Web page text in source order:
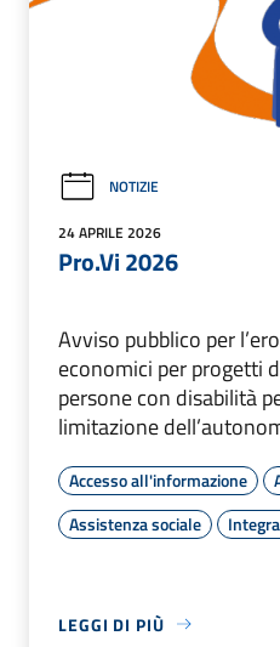
NOTIZIE
24 APRILE 2026
Pro.Vi 2026
Avviso pubblico per
economici per progetti
persone con disabilità
limitazione
Accesso all'informazione
Assistenza sociale
LEGGI DI PIÙ